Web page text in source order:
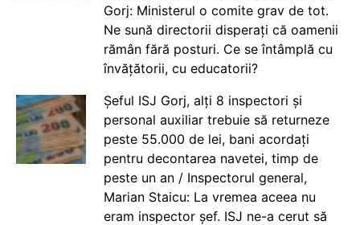
Gorj: Ministerul o comite grav de tot.
Ne sună directorii disperați că oamenii
rămân fără posturi. Ce se întâmplă cu
învățătorii, cu educatorii?
Șeful ISJ Gorj, alți 8 inspectori și
personal auxiliar trebuie să returneze
peste 55.000 de lei, bani acordați
pentru decontarea navetei, timp de
peste un an / Inspectorul general,
Marian Staicu: La vremea aceea nu
eram inspector șef. ISJ ne-a cerut să